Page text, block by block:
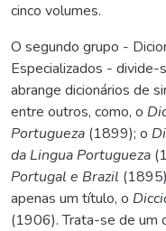
cinco volumes.
O segundo grupo -
Especializados - divide-
abrange dicionários de
entre outros, como, o
Portugueza (1899); o
da Lingua Portugueza
Portugal e Brazil
apenas um título, o
(1906). Trata-se de um